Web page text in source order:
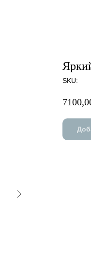
SKU: